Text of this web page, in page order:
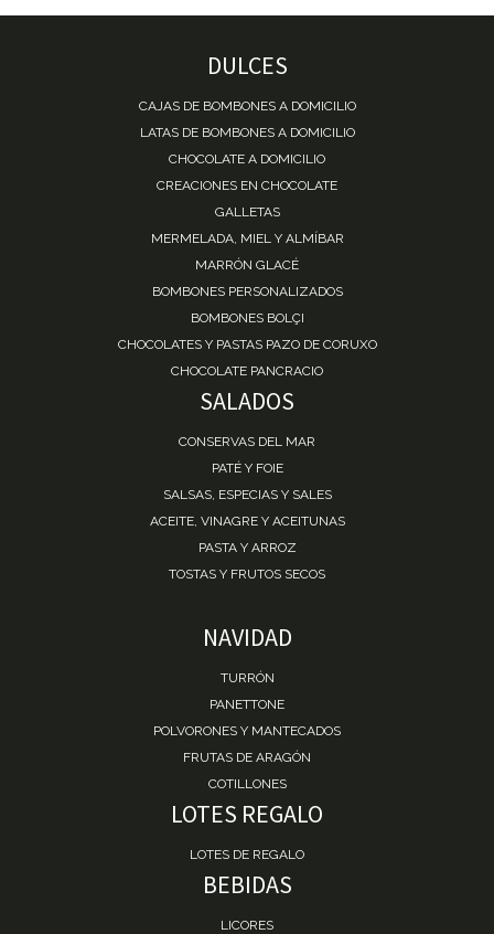
DULCES
CAJAS DE BOMBONES A DOMICILIO
LATAS DE BOMBONES A DOMICILIO
CHOCOLATE A DOMICILIO
CREACIONES EN CHOCOLATE
GALLETAS
MERMELADA, MIEL Y ALMÍBAR
MARRÓN GLACÉ
BOMBONES PERSONALIZADOS
BOMBONES BOLÇI
CHOCOLATES Y PASTAS PAZO DE CORUXO
CHOCOLATE PANCRACIO
SALADOS
CONSERVAS DEL MAR
PATÉ Y FOIE
SALSAS, ESPECIAS Y SALES
ACEITE, VINAGRE Y ACEITUNAS
PASTA Y ARROZ
TOSTAS Y FRUTOS SECOS
NAVIDAD
TURRÓN
PANETTONE
POLVORONES Y MANTECADOS
FRUTAS DE ARAGÓN
COTILLONES
LOTES REGALO
LOTES DE REGALO
BEBIDAS
LICORES